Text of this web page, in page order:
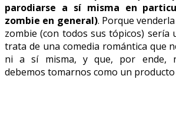
parodiarse a sí misma en
zombie en general). Porque
zombie (con todos sus tópicos) sería
trata de una comedia romántica que
ni a sí misma, y que, por ende,
debemos tomarnos como un